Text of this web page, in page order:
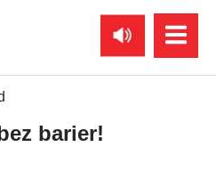
barier!